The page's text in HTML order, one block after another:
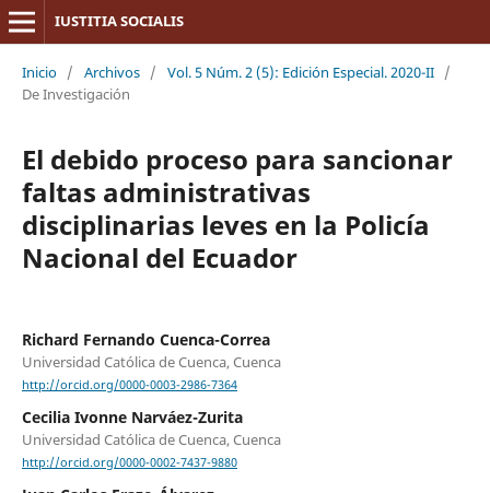
IUSTITIA SOCIALIS
Inicio / Archivos / Vol. 5 Núm. 2 (5): Edición Especial. 2020-II /
De Investigación
El debido proceso para sancionar
faltas administrativas
disciplinarias leves en la Policía
Nacional del Ecuador
Richard Fernando Cuenca-Correa
Universidad Católica de Cuenca, Cuenca
http://orcid.org/0000-0003-2986-7364
Cecilia Ivonne Narváez-Zurita
Universidad Católica de Cuenca, Cuenca
http://orcid.org/0000-0002-7437-9880